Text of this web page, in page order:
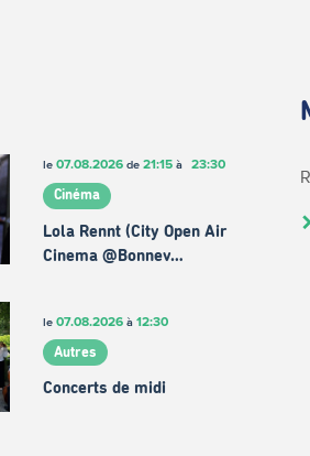
le 07.08.2026de 21:15à 23:30
Cinéma
Lola Rennt (City Open Air
Cinema @Bonnev…
le 07.08.2026à 12:30
Autres
Concerts de midi